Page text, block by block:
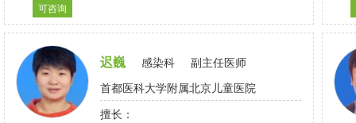
可咨询
迟巍 感染科
副主任医师
首都医科大学附属北京儿童医院
擅长：